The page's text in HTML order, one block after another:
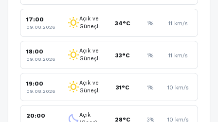
17:00
09.08.2026 wb_sunnyAçık ve
Güneşli
34°C 1% 11 km/s
18:00
09.08.2026 wb_sunnyAçık ve
Güneşli
33°C 1% 11 km/s
19:00
09.08.2026 wb_sunnyAçık ve
Güneşli
31°C 1% 10 km/s
20:00 clear_nightAçık
28°C 3% 10 km/s